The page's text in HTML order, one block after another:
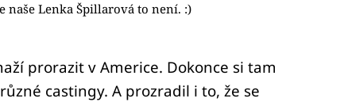
Lenka Špillarová to není. :)
prorazit v Americe. Dokonce si tam
castingy. A prozradil i to, že se